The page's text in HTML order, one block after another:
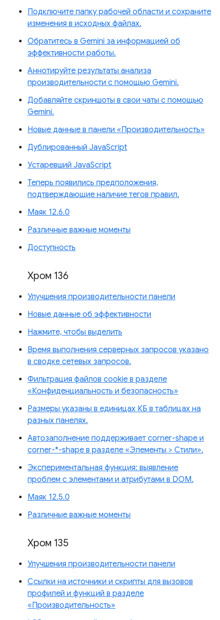
Подключите папку рабочей области и сохраните
изменения в исходных файлах.
Обратитесь в Gemini за информацией об
эффективности работы.
Аннотируйте результаты анализа
производительности с помощью Gemini.
Добавляйте скриншоты в свои чаты с помощью
Gemini.
Новые данные в панели «Производительность»
Дублированный JavaScript
Устаревший JavaScript
Теперь появились предположения,
подтверждающие наличие тегов правил.
Маяк 12.6.0
Различные важные моменты
Доступность
Хром 136
Улучшения производительности панели
Новые данные об эффективности
Нажмите, чтобы выделить
Время выполнения серверных запросов указано
в сводке сетевых запросов.
Фильтрация файлов cookie в разделе
«Конфиденциальность и безопасность»
Размеры указаны в единицах КБ в таблицах на
разных панелях.
Автозаполнение поддерживает corner-shape и
corner-*-shape в разделе «Элементы > Стили».
Экспериментальная функция: выявление
проблем с элементами и атрибутами в DOM.
Маяк 12.5.0
Различные важные моменты
Хром 135
Улучшения производительности панели
Ссылки на источники и скрипты для вызовов
профилей и функций в разделе
«Производительность»